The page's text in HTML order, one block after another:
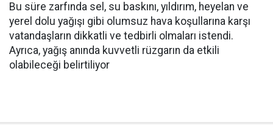
Bu süre zarfında sel, su baskını, yıldırım, heyelan ve
yerel dolu yağışı gibi olumsuz hava koşullarına karşı
vatandaşların dikkatli ve tedbirli olmaları istendi.
Ayrıca, yağış anında kuvvetli rüzgarın da etkili
olabileceği belirtiliyor